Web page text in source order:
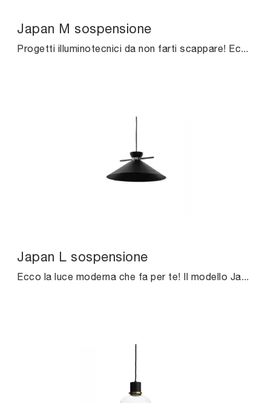
Japan M sospensione
Progetti illuminotecnici da non farti scappare! Ecco qui la lampada a sospensione moderna Japan M sospensione di Midj.
Japan L sospensione
Ecco la luce moderna che fa per te! Il modello Japan L sospensione è una delle nostre lampade a sospensione di Midj.